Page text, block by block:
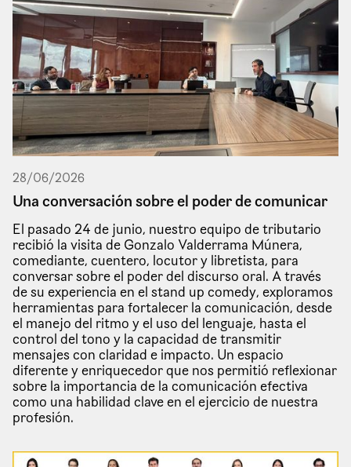
28/06/2026
Una conversación sobre el poder de comunicar
El pasado 24 de junio, nuestro equipo de tributario
recibió la visita de Gonzalo Valderrama Múnera,
comediante, cuentero, locutor y libretista, para
conversar sobre el poder del discurso oral. A través
de su experiencia en el stand up comedy, exploramos
herramientas para fortalecer la comunicación, desde
el manejo del ritmo y el uso del lenguaje, hasta el
control del tono y la capacidad de transmitir
mensajes con claridad e impacto. Un espacio
diferente y enriquecedor que nos permitió reflexionar
sobre la importancia de la comunicación efectiva
como una habilidad clave en el ejercicio de nuestra
profesión.